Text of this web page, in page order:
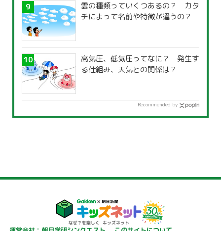
雲の種類っていくつあるの？ カタ
チによって名前や特徴が違うの？
高気圧、低気圧ってなに？ 発生す
る仕組み、天気との関係は？
Recommended by